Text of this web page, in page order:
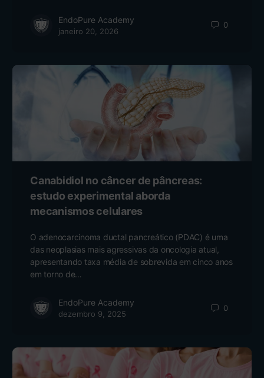
EndoPure Academy
janeiro 20, 2026
0
Canabidiol no câncer de pâncreas:
estudo experimental aborda
mecanismos celulares
O adenocarcinoma ductal pancreático (PDAC) é uma
das neoplasias mais agressivas da oncologia atual,
apresentando taxa média de sobrevida em cinco anos
em torno de…
EndoPure Academy
dezembro 9, 2025
0